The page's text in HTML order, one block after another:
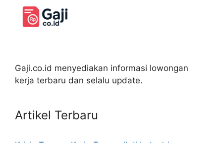
Gaji.co.id menyediakan informasi lowongan
kerja terbaru dan selalu update.
Artikel Terbaru